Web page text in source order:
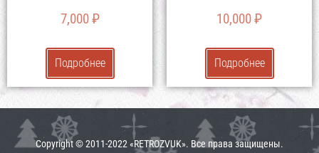
7,000₽
Подробнее
10,000₽
Подробнее
Copyright © 2011-2022 «RETROZVUK». Все права защищены.